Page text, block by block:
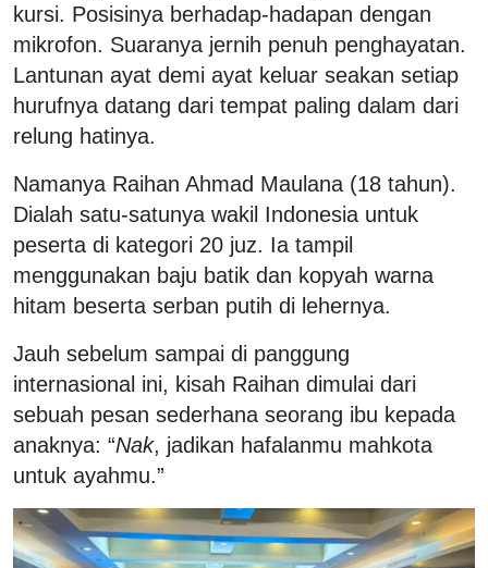
kursi. Posisinya berhadap-hadapan dengan
mikrofon. Suaranya jernih penuh penghayatan.
Lantunan ayat demi ayat keluar seakan setiap
hurufnya datang dari tempat paling dalam dari
relung hatinya.
Namanya Raihan Ahmad Maulana (18 tahun).
Dialah satu-satunya wakil Indonesia untuk
peserta di kategori 20 juz. Ia tampil
menggunakan baju batik dan kopyah warna
hitam beserta serban putih di lehernya.
Jauh sebelum sampai di panggung
internasional ini, kisah Raihan dimulai dari
sebuah pesan sederhana seorang ibu kepada
anaknya: “Nak, jadikan hafalanmu mahkota
untuk ayahmu.”